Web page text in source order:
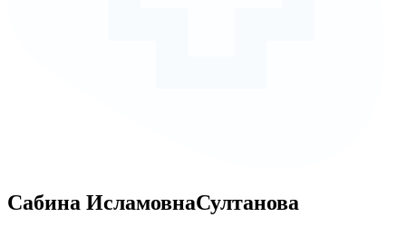
Сабина ИсламовнаСултанова